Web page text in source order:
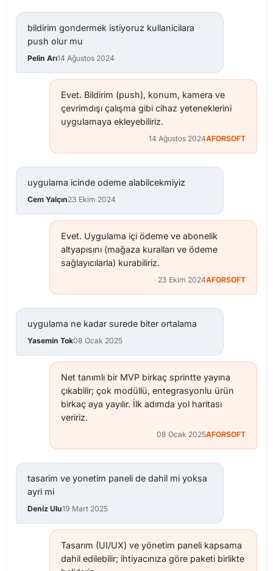
bildirim gondermek istiyoruz kullanicilara
push olur mu
Pelin Arı14 Ağustos 2024
Evet. Bildirim (push), konum, kamera ve
çevrimdışı çalışma gibi cihaz yeteneklerini
uygulamaya ekleyebiliriz.
14 Ağustos 2024AFORSOFT
uygulama icinde odeme alabilcekmiyiz
Cem Yalçın23 Ekim 2024
Evet. Uygulama içi ödeme ve abonelik
altyapısını (mağaza kuralları ve ödeme
sağlayıcılarla) kurabiliriz.
23 Ekim 2024AFORSOFT
uygulama ne kadar surede biter ortalama
Yasemin Tok08 Ocak 2025
Net tanımlı bir MVP birkaç sprintte yayına
çıkabilir; çok modüllü, entegrasyonlu ürün
birkaç aya yayılır. İlk adımda yol haritası
veririz.
08 Ocak 2025AFORSOFT
tasarim ve yonetim paneli de dahil mi yoksa
ayri mi
Deniz Ulu19 Mart 2025
Tasarım (UI/UX) ve yönetim paneli kapsama
dahil edilebilir; ihtiyacınıza göre paketi birlikte